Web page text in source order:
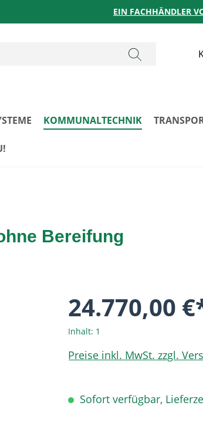
EIN FACHHÄNDLER
KOMMUNALTECHNIK
Bereifung
24.770,00
Inhalt: 1
Preise inkl. MwSt. zzgl.
Sofort verfügbar,